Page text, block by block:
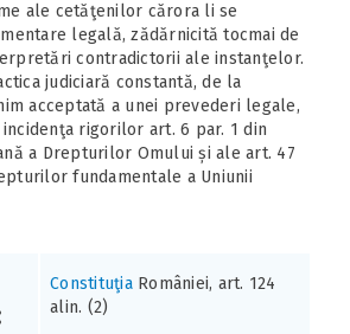
ale cetăţenilor cărora li se
legală, zădărnicită tocmai de
contradictorii ale instanţelor.
judiciară constantă, de la
acceptată a unei prevederi legale,
rigorilor art. 6 par. 1 din
a Drepturilor Omului și ale art. 47
fundamentale a Uniunii
ConstituţiaRomâniei, art. 124
alin. (2)